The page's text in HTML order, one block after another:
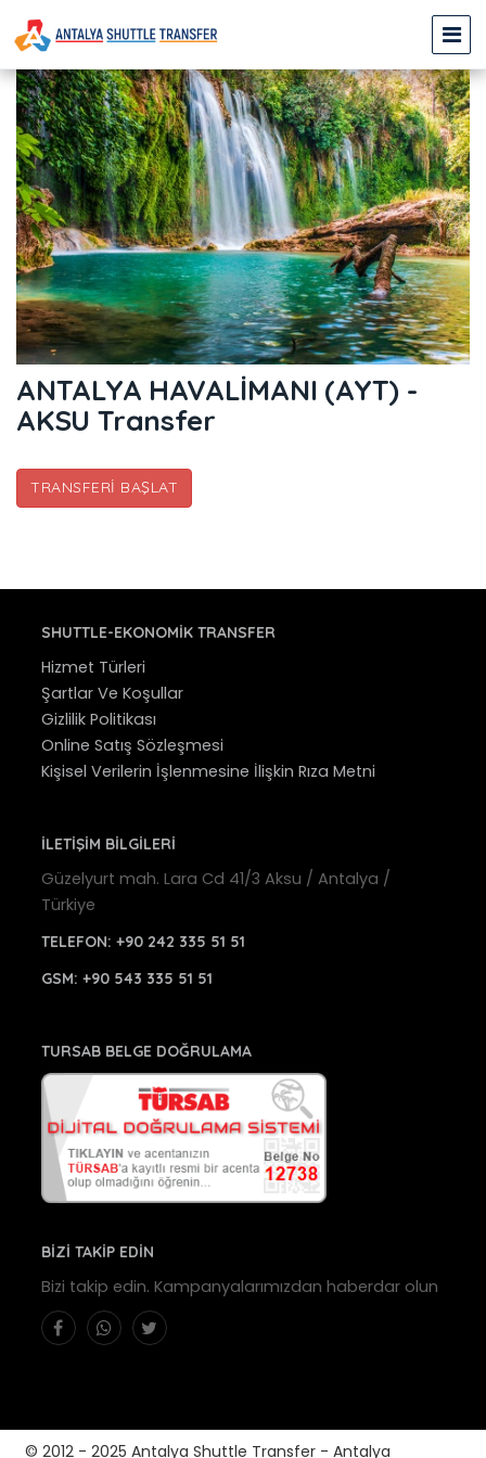
ANTALYA HAVALİMANI (AYT) -
AKSU Transfer
TRANSFERI BAŞLAT
SHUTTLE-EKONOMIK TRANSFER
Hizmet Türleri
Şartlar Ve Koşullar
Gizlilik Politikası
Online Satış Sözleşmesi
Kişisel Verilerin İşlenmesine İlişkin Rıza Metni
İLETİŞİM BİLGİLERİ
Güzelyurt mah. Lara Cd 41/3 Aksu / Antalya /
Türkiye
TELEFON: +90 242 335 51 51
GSM: +90 543 335 51 51
TURSAB BELGE DOĞRULAMA
BİZİ TAKİP EDİN
Bizi takip edin. Kampanyalarımızdan haberdar olun
© 2012 - 2025 Antalya Shuttle Transfer - Antalya